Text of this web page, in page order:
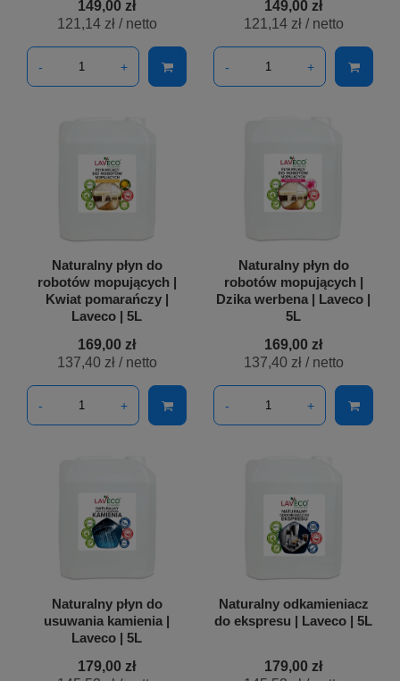
149,00 zł
121,14 zł/ netto
- +
149,00 zł
121,14 zł/ netto
- +
Naturalny płyn do
robotów mopujących |
Kwiat pomarańczy |
Laveco | 5L
169,00 zł
137,40 zł/ netto
- +
Naturalny płyn do
robotów mopujących |
Dzika werbena | Laveco |
5L
169,00 zł
137,40 zł/ netto
- +
Naturalny płyn do
usuwania kamienia |
Laveco | 5L
179,00 zł
Naturalny odkamieniacz
do ekspresu | Laveco | 5L
179,00 zł